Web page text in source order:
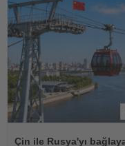
Oku
Çin ile Rusya'yı